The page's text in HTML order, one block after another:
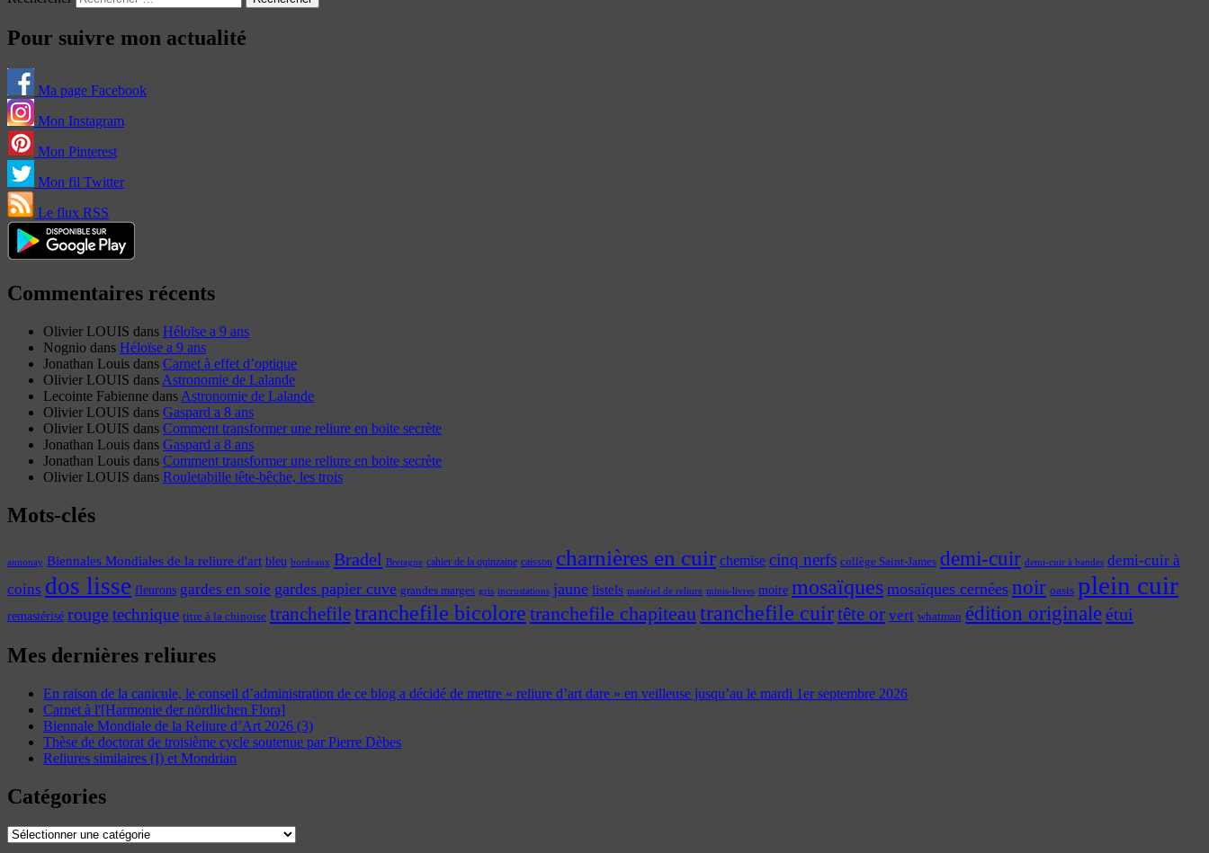
Pour suivre mon actualité
Ma page Facebook
Mon Instagram
Mon Pinterest
Mon fil Twitter
Le flux RSS
Commentaires récents
Olivier LOUIS dans Héloïse a 9 ans
Nognio dans Héloïse a 9 ans
Jonathan Louis dans Carnet à effet d’optique
Olivier LOUIS dans Astronomie de Lalande
Lecointe Fabienne dans Astronomie de Lalande
Olivier LOUIS dans Gaspard a 8 ans
Olivier LOUIS dans Comment transformer une reliure en boite secrète
Jonathan Louis dans Gaspard a 8 ans
Jonathan Louis dans Comment transformer une reliure en boite secrète
Olivier LOUIS dans Rouletabille tête-bêche, les trois
Mots-clés
annonay Biennales Mondiales de la reliure d'art bleu bordeaux Bradel Bretagne cahier de la quinzaine caisson charnières en cuir chemise cinq nerfs collège Saint-James demi-cuir demi-cuir à bandes demi-cuir à
coins dos lisse fleurons gardes en soie gardes papier cuve grandes marges gris incrustations jaune listels matériel de reliure minis-livres moire mosaïques mosaïques cernées noir oasis plein cuir
remastérisé rougetechnique titre à la chinoise tranchefiletranchefile bicolore tranchefile chapiteau tranchefile cuirtête or vert whatman édition originaleétui
Mes dernières reliures
En raison de la canicule, le conseil d’administration de ce blog a décidé de mettre « reliure d’art dare » en veilleuse jusqu’au le mardi 1er septembre 2026
Carnet à l'[Harmonie der nördlichen Flora]
Biennale Mondiale de la Reliure d’Art 2026 (3)
Thèse de doctorat de troisième cycle soutenue par Pierre Dèbes
Reliures similaires (I) et Mondrian
Catégories
Catégories